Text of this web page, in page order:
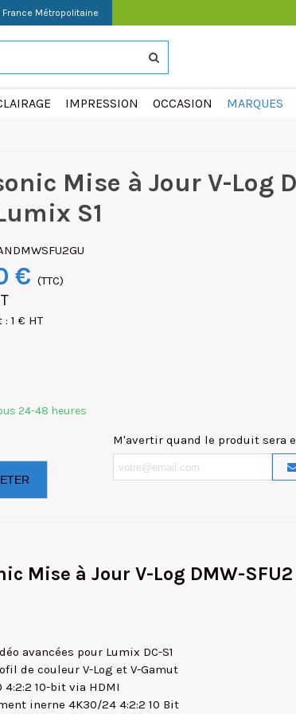
France Métropolitaine
IMPRESSION OCCASION MARQUES
Mise à Jour V-Log
S1
€ (TTC)
1 € HT
24-48 heures
M'avertir quand le produit sera
Mise à Jour V-Log DMW-
avancées pour Lumix DC-S1
de couleur V-Log et V-Gamut
4:2:2 10-bit via HDMI
inerne 4K30/24 4:2:2 10 Bit